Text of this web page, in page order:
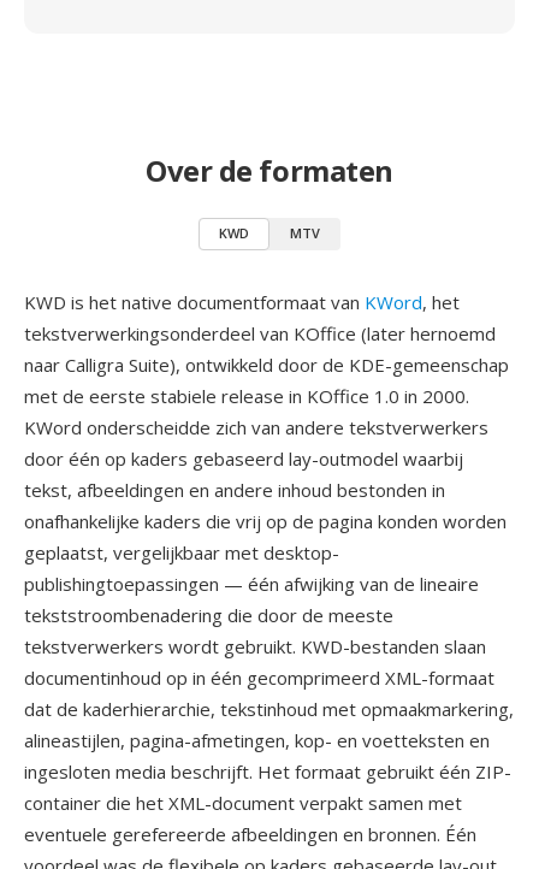
Over de formaten
KWD MTV
KWD is het native documentformaat van KWord, het
tekstverwerkingsonderdeel van KOffice (later hernoemd
naar Calligra Suite), ontwikkeld door de KDE-gemeenschap
met de eerste stabiele release in KOffice 1.0 in 2000.
KWord onderscheidde zich van andere tekstverwerkers
door één op kaders gebaseerd lay-outmodel waarbij
tekst, afbeeldingen en andere inhoud bestonden in
onafhankelijke kaders die vrij op de pagina konden worden
geplaatst, vergelijkbaar met desktop-
publishingtoepassingen — één afwijking van de lineaire
tekststroombenadering die door de meeste
tekstverwerkers wordt gebruikt. KWD-bestanden slaan
documentinhoud op in één gecomprimeerd XML-formaat
dat de kaderhierarchie, tekstinhoud met opmaakmarkering,
alineastijlen, pagina-afmetingen, kop- en voetteksten en
ingesloten media beschrijft. Het formaat gebruikt één ZIP-
container die het XML-document verpakt samen met
eventuele gerefereerde afbeeldingen en bronnen. Één